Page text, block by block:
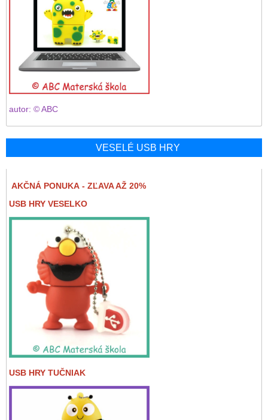
autor: © ABC
VESELÉ USB HRY
AKČNÁ PONUKA - ZĽAVA AŽ 20%
USB HRY VESELKO
USB HRY TUČNIAK